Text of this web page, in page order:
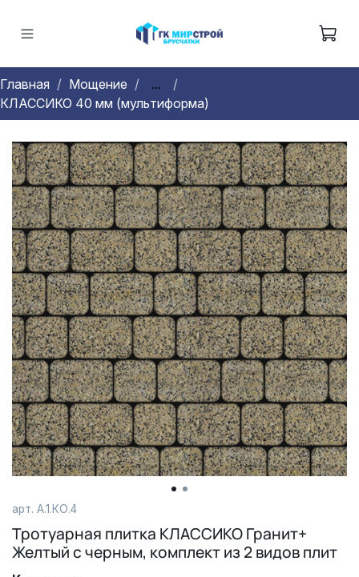
Главная Мощение
...
КЛАССИКО 40 мм (мультиформа)
арт. А.1.КО.4
Тротуарная плитка КЛАССИКО Гранит+
Желтый с черным, комплект из 2 видов плит